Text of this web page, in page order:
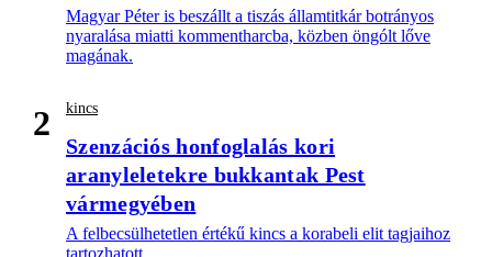
Magyar Péter is beszállt a tiszás államtitkár botrányos
nyaralása miatti kommentharcba, közben öngólt lőve
magának.
2 kincs
Szenzációs honfoglalás kori
aranyleletekre bukkantak Pest
vármegyében
A felbecsülhetetlen értékű kincs a korabeli elit tagjaihoz